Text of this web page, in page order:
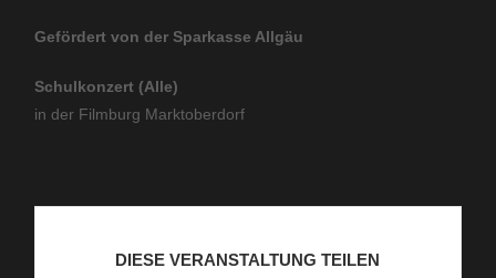
Gefördert von der Sparkasse Allgäu
Schulkonzert (Alle)
in der Filmburg Marktoberdorf
DIESE VERANSTALTUNG TEILEN